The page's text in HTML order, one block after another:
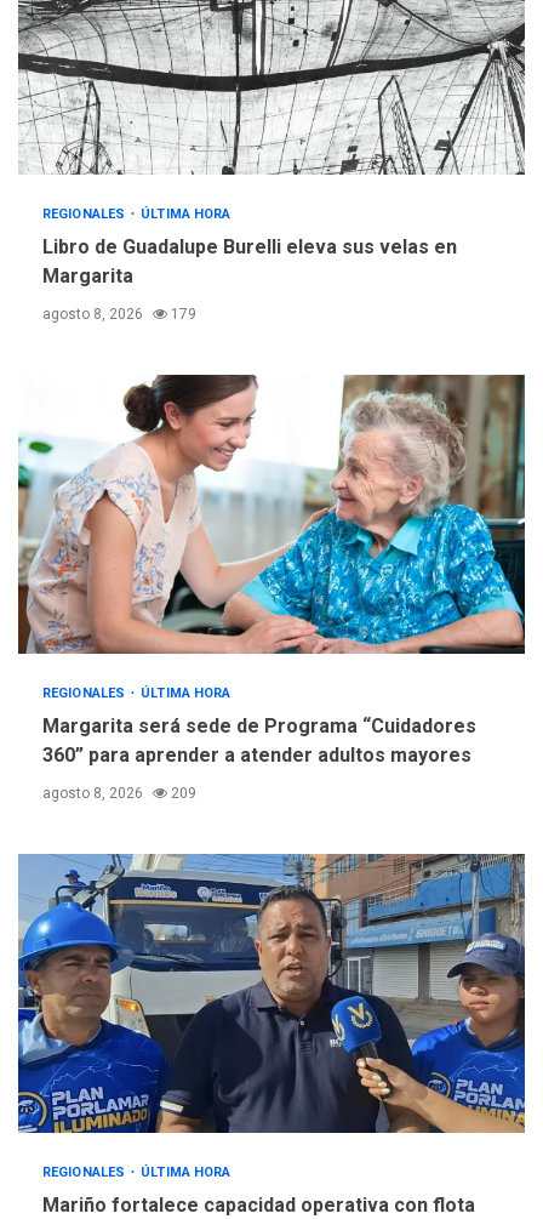
3
operativa con flota
vehicular de 60 unidades
adquiridas en un año de
gestión
4
REGIONALES ÚLTIMA HORA
«Juan Bautista Arismendi» a
la altura de Macho Muerto
trabajan en diplomado para
creación y manejo de
estadísticas de turismo
REGIONALES ÚLTIMA HORA
Libro de Guadalupe Burelli eleva sus velas en
Margarita
agosto 8, 2026 179
REGIONALES ÚLTIMA HORA
Margarita será sede de Programa “Cuidadores
360” para aprender a atender adultos mayores
agosto 8, 2026 209
REGIONALES ÚLTIMA HORA
Mariño fortalece capacidad operativa con flota